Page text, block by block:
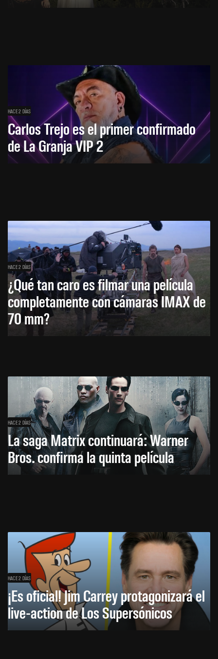
HACE 2 DÍAS
Carlos Trejo es el primer confirmado
de La Granja VIP 2
HACE 2 DÍAS
¿Qué tan caro es filmar una película
completamente con cámaras IMAX de
70 mm?
HACE 2 DÍAS
La saga Matrix continuará: Warner
Bros. confirma la quinta película
HACE 2 DÍAS
¡Es oficial! Jim Carrey protagonizará el
live-action de Los Supersónicos